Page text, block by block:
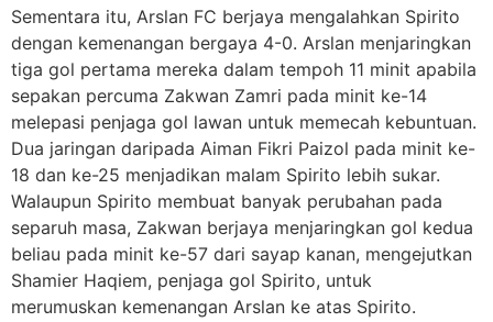
Sementara itu, Arslan FC berjaya mengalahkan Spirito
dengan kemenangan bergaya 4-0. Arslan menjaringkan
tiga gol pertama mereka dalam tempoh 11 minit apabila
sepakan percuma Zakwan Zamri pada minit ke-14
melepasi penjaga gol lawan untuk memecah kebuntuan.
Dua jaringan daripada Aiman Fikri Paizol pada minit ke-
18 dan ke-25 menjadikan malam Spirito lebih sukar.
Walaupun Spirito membuat banyak perubahan pada
separuh masa, Zakwan berjaya menjaringkan gol kedua
beliau pada minit ke-57 dari sayap kanan, mengejutkan
Shamier Haqiem, penjaga gol Spirito, untuk
merumuskan kemenangan Arslan ke atas Spirito.